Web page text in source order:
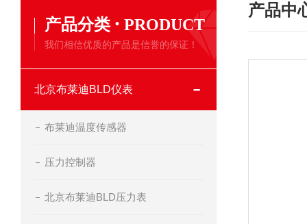
产品中
产品分类 · PRODUCT
我们相信优质的产品是信誉的保证！
北京布莱迪BLD仪表
布莱迪温度传感器
压力控制器
北京布莱迪BLD压力表